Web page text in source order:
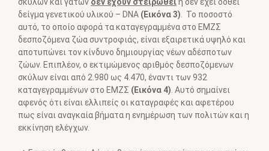
δείγμα γενετικού υλικού – DNA (Εικόνα 3) . Το ποσοστό
αυτό, το οποίο αφορά τα καταγεγραμμένα στο ΕΜΖΣ
δεσποζόμενα ζώα συντροφιάς, είναι εξαιρετικά υψηλό και
αποτυπώνει τον κίνδυνο δημιουργίας νέων αδέσποτων
ζώων. Επιπλέον, ο εκτιμώμενος αριθμός δεσποζόμενων
σκύλων είναι από 2.980 ως 4.470, έναντι των 932
καταγεγραμμένων στο ΕΜΖΣ (Εικόνα 4) . Αυτό σημαίνει
αφενός ότι είναι ελλιπείς οι καταγραφές και αφετέρου
πως είναι αναγκαία βήματα η ενημέρωση των πολιτών και η
εκκίνηση ελέγχων.